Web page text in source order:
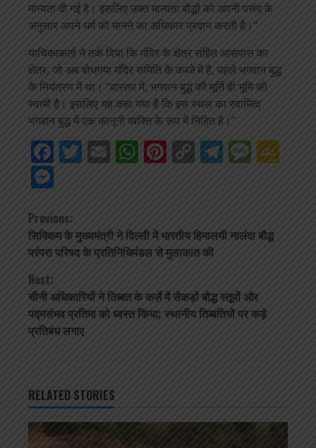
मान्यता दी गई है। इसलिए उक्त मान्यता बौद्धों को अपनी पसंद के
अनुसार अपने धर्म को मानने का अधिकार प्रदान करती है।”
याचिकाकर्ता ने तर्क दिया कि मंदिर के क्षेत्र सहित आसपास का
क्षेत्र, जो अब बोधगया मंदिर समिति के कब्जे में है, पहले भगवान बुद्ध
के नियंत्रण में था। “वास्तव में, भगवान बुद्ध की मूर्ति ही भूमि की
स्वामी है। इसलिए यह कहा गया है कि इस स्थल का स्वामित्व
भगवान बुद्ध में एक कानूनी व्यक्ति के रूप में निहित है।”
Facebook
Twitter
EmailWhatsApp
Pinterest
Copy
Continue
Reading
Previous:
सिक्किम के मुख्यमंत्री ने दिल्ली में भारतीय हिमालयी नालंदा बौद्ध
परंपरा परिषद के प्रतिनिधिमंडल से मुलाकात की
Next:
चीनी अधिकारियों ने तिब्बत के कर्ज़े में सैकड़ों बौद्ध स्तूपों और
पद्मसंभव प्रतिमा को ध्वस्त किया; स्थानीय तिब्बतियों पर कड़े
प्रतिबंध लगाए
RELATED STORIES